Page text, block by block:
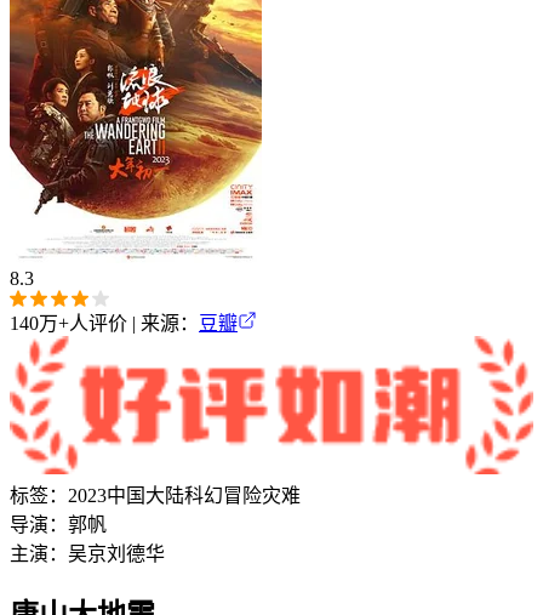
8.3
140万+人评价 | 来源： 豆瓣
标签： 2023中国大陆科幻冒险灾难
导演： 郭帆
主演： 吴京刘德华